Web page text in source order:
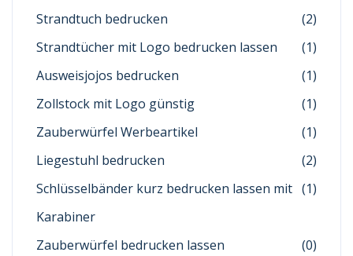
Strandtuch bedrucken
(2)
Strandtücher mit Logo bedrucken lassen
(1)
Ausweisjojos bedrucken
(1)
Zollstock mit Logo günstig
(1)
Zauberwürfel Werbeartikel
(1)
Liegestuhl bedrucken
(2)
Schlüsselbänder kurz bedrucken lassen mit
Karabiner
(1)
Zauberwürfel bedrucken lassen
(0)